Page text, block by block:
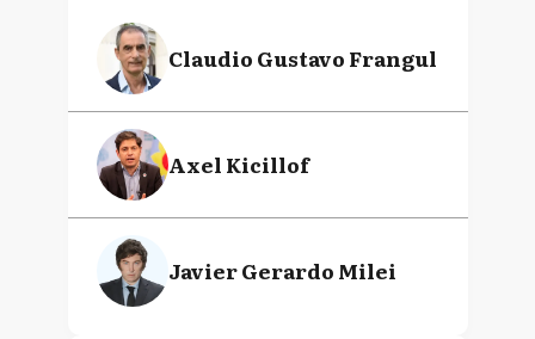
Claudio Gustavo Frangul
Axel Kicillof
Javier Gerardo Milei